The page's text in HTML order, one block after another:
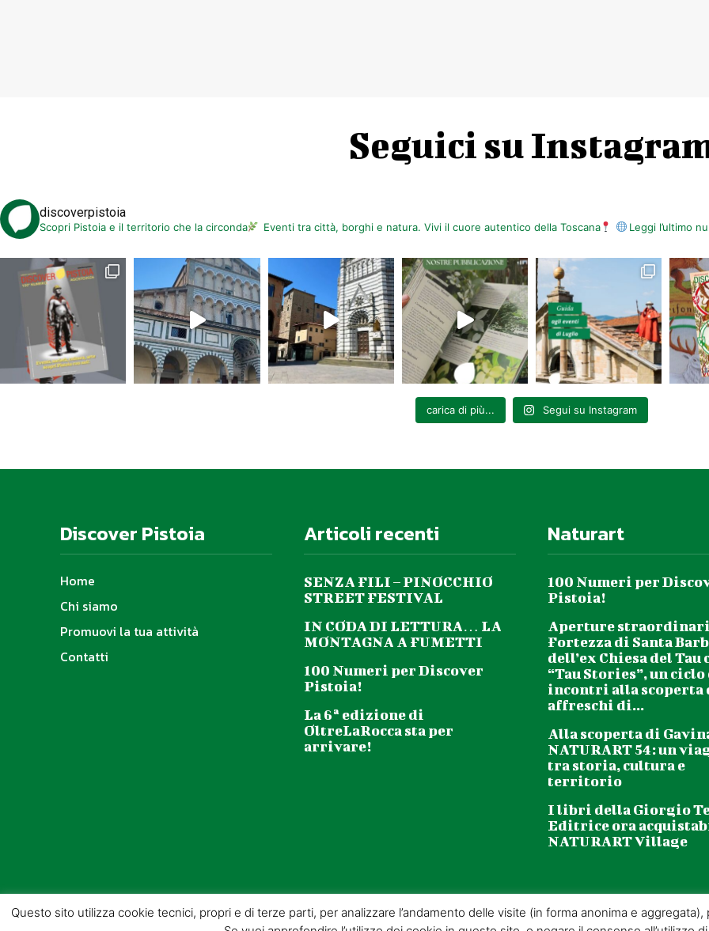
Seguici su
discoverpistoia
Scopri Pistoia e il territorio che la circonda Eventi tra città, borghi e natura. Vivi il cuore autentico della Toscana Leggi l’ultimo
carica di più... Segui su Instagram
Discover Pistoia
Home
Chi siamo
Promuovi la tua attività
Contatti
Articoli recenti
SENZA FILI – PINOCCHIO
STREET FESTIVAL
IN CODA DI LETTURA… LA
MONTAGNA A FUMETTI
100 Numeri per Discover
Pistoia!
La 6ª edizione di
OltreLaRocca sta per
arrivare!
Naturart
100 Numeri per
Pistoia!
Aperture
Fortezza di Santa
dell’ex Chiesa del Tau
“Tau Stories”, un
incontri alla scoperta
affreschi di...
Alla scoperta di
NATURART 54: un
tra storia, cultura e
territorio
I libri della Giorgio
Editrice ora
NATURART Village
Questo sito utilizza cookie tecnici, propri e di terze parti, per analizzare l’andamento delle visite (in forma anonima e